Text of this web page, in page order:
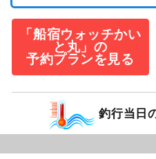
「船宿ウォッチかい
と丸」の
予約プランを見る
釣行当日